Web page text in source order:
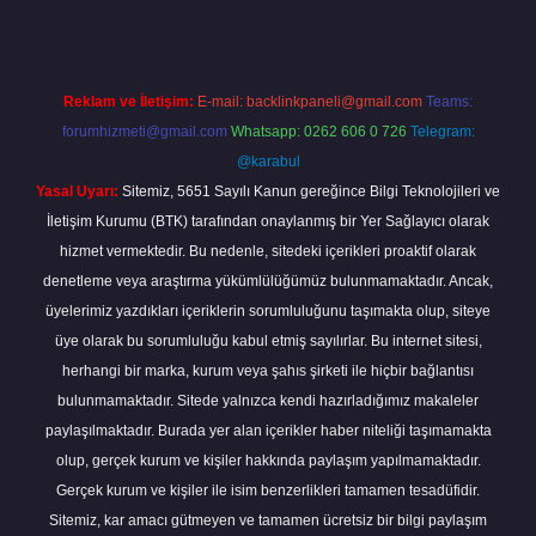
Reklam ve İletişim: E-mail: backlinkpaneli@gmail.com Teams:
forumhizmeti@gmail.com Whatsapp: 0262 606 0 726 Telegram:
@karabul
Yasal Uyarı: Sitemiz, 5651 Sayılı Kanun gereğince Bilgi Teknolojileri ve
İletişim Kurumu (BTK) tarafından onaylanmış bir Yer Sağlayıcı olarak
hizmet vermektedir. Bu nedenle, sitedeki içerikleri proaktif olarak
denetleme veya araştırma yükümlülüğümüz bulunmamaktadır. Ancak,
üyelerimiz yazdıkları içeriklerin sorumluluğunu taşımakta olup, siteye
üye olarak bu sorumluluğu kabul etmiş sayılırlar. Bu internet sitesi,
herhangi bir marka, kurum veya şahıs şirketi ile hiçbir bağlantısı
bulunmamaktadır. Sitede yalnızca kendi hazırladığımız makaleler
paylaşılmaktadır. Burada yer alan içerikler haber niteliği taşımamakta
olup, gerçek kurum ve kişiler hakkında paylaşım yapılmamaktadır.
Gerçek kurum ve kişiler ile isim benzerlikleri tamamen tesadüfidir.
Sitemiz, kar amacı gütmeyen ve tamamen ücretsiz bir bilgi paylaşım